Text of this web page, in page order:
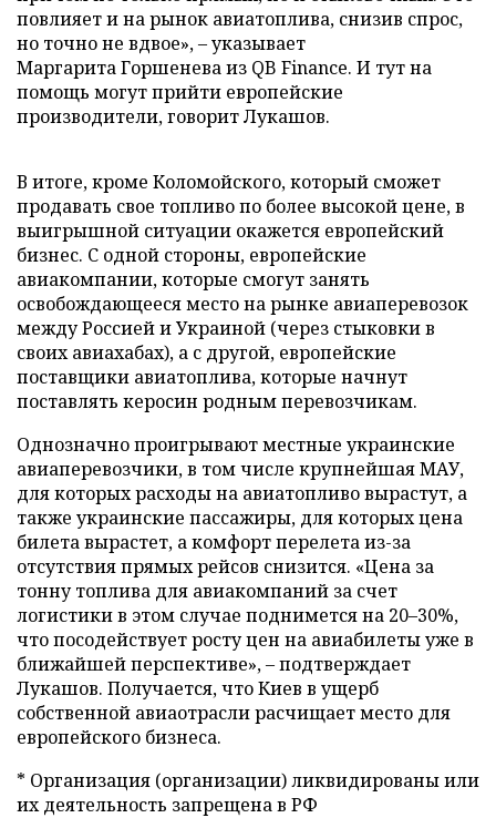
повлияет и на рынок авиатоплива, снизив спрос,
но точно не вдвое», – указывает
Маргарита Горшенева из QB Finance. И тут на
помощь могут прийти европейские
производители, говорит Лукашов.
В итоге, кроме Коломойского, который сможет
продавать свое топливо по более высокой цене, в
выигрышной ситуации окажется европейский
бизнес. С одной стороны, европейские
авиакомпании, которые смогут занять
освобождающееся место на рынке авиаперевозок
между Россией и Украиной (через стыковки в
своих авиахабах), а с другой, европейские
поставщики авиатоплива, которые начнут
поставлять керосин родным перевозчикам.
Однозначно проигрывают местные украинские
авиаперевозчики, в том числе крупнейшая МАУ,
для которых расходы на авиатопливо вырастут, а
также украинские пассажиры, для которых цена
билета вырастет, а комфорт перелета из-за
отсутствия прямых рейсов снизится. «Цена за
тонну топлива для авиакомпаний за счет
логистики в этом случае поднимется на 20–30%,
что посодействует росту цен на авиабилеты уже в
ближайшей перспективе», – подтверждает
Лукашов. Получается, что Киев в ущерб
собственной авиаотрасли расчищает место для
европейского бизнеса.
* Организация (организации) ликвидированы или
их деятельность запрещена в РФ